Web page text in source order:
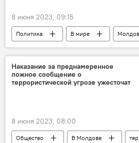
8 июня 2023, 09:15
Политика В мире
Россия
Приднестровье
Наказание за преднамеренное
ложное сообщение о
террористической угрозе ужесточат
8 июня 2023, 08:00
Общество В Молдове